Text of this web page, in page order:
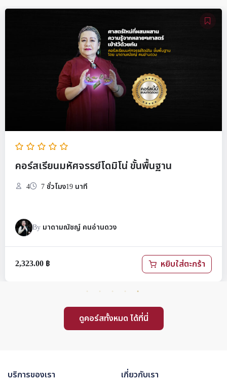
คอร์สเรียนมหัศจรรย์โดมิโน่ ขั้นพื้นฐาน
4 7 ชั่วโมง19 นาที
By มาดามณัชญ์ คนอ่านดวง
2,323.00 ฿ หยิบใส่ตะกร้า
ดูคอร์สทั้งหมด ได้ที่นี่
บริการของเรา เกี่ยวกับเรา